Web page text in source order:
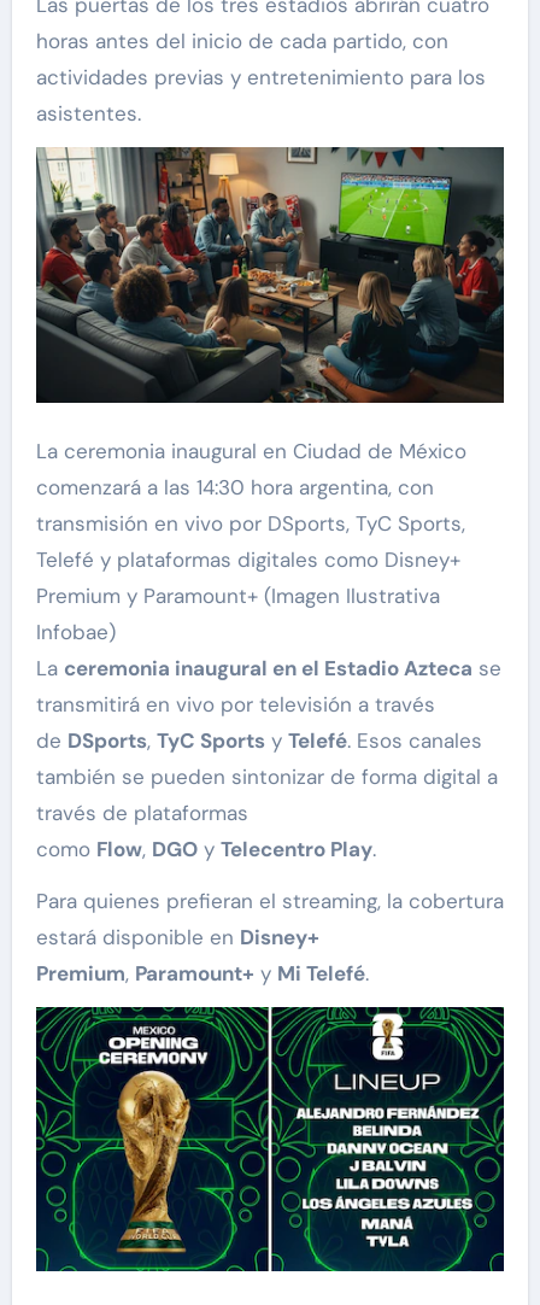
horas antes del inicio de cada partido, con
actividades previas y entretenimiento para los
asistentes.
La ceremonia inaugural en Ciudad de México
comenzará a las 14:30 hora argentina, con
transmisión en vivo por DSports, TyC Sports,
Telefé y plataformas digitales como Disney+
Premium y Paramount+ (Imagen Ilustrativa
Infobae)
La ceremonia inaugural en el Estadio Azteca se
transmitirá en vivo por televisión a través
de DSports, TyC Sportsy Telefé. Esos canales
también se pueden sintonizar de forma digital a
través de plataformas
como Flow, DGOy Telecentro Play.
Para quienes prefieran el streaming, la cobertura
estará disponible en Disney+
Premium, Paramount+ y Mi Telefé.